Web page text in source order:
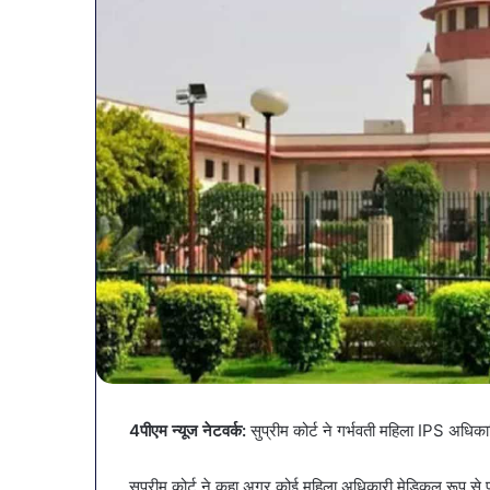
4पीएम न्यूज नेटवर्क:सुप्रीम कोर्ट ने गर्भवती महिला IPS
को
की